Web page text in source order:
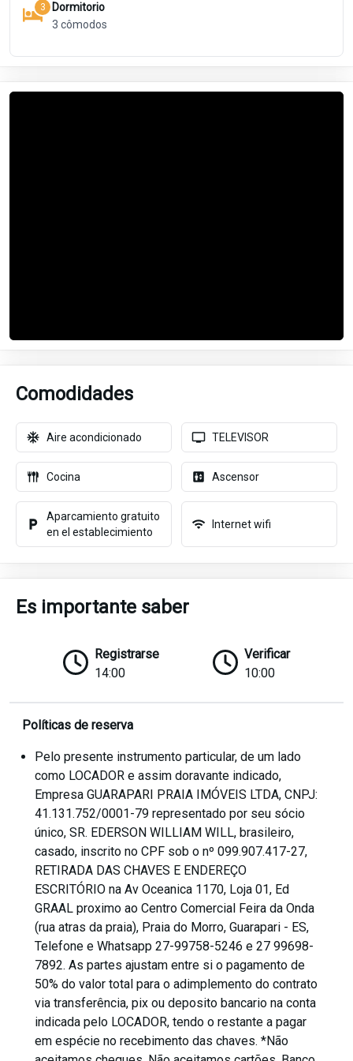
3
Dormitorio
3 cômodos
Comodidades
Aire acondicionado TELEVISOR
Cocina Ascensor
Aparcamiento gratuito
en el establecimiento
Internet wifi
Es importante saber
Registrarse
14:00
Verificar
10:00
Políticas de reserva
Pelo presente instrumento particular, de um lado
como LOCADOR e assim doravante indicado,
Empresa GUARAPARI PRAIA IMÓVEIS LTDA, CNPJ:
41.131.752/0001-79 representado por seu sócio
único, SR. EDERSON WILLIAM WILL, brasileiro,
casado, inscrito no CPF sob o nº 099.907.417-27,
RETIRADA DAS CHAVES E ENDEREÇO
ESCRITÓRIO na Av Oceanica 1170, Loja 01, Ed
GRAAL proximo ao Centro Comercial Feira da Onda
(rua atras da praia), Praia do Morro, Guarapari - ES,
Telefone e Whatsapp 27-99758-5246 e 27 99698-
7892. As partes ajustam entre si o pagamento de
50% do valor total para o adimplemento do contrato
via transferência, pix ou deposito bancario na conta
indicada pelo LOCADOR, tendo o restante a pagar
em espécie no recebimento das chaves. *Não